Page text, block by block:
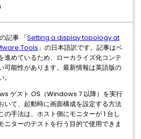
記事 「Setting a display topology at
Tools」の日本語訳です。記事はベ
進めているため、ローカライズ化コンテ
可能性があります。最新情報は英語版の
ゲスト OS（Windows 7 以降）を実行
いて、起動時に画面構成を設定する方法
の手法は、ホスト側にモニターが 1 台し
ニターのテストを行う目的で使用できま